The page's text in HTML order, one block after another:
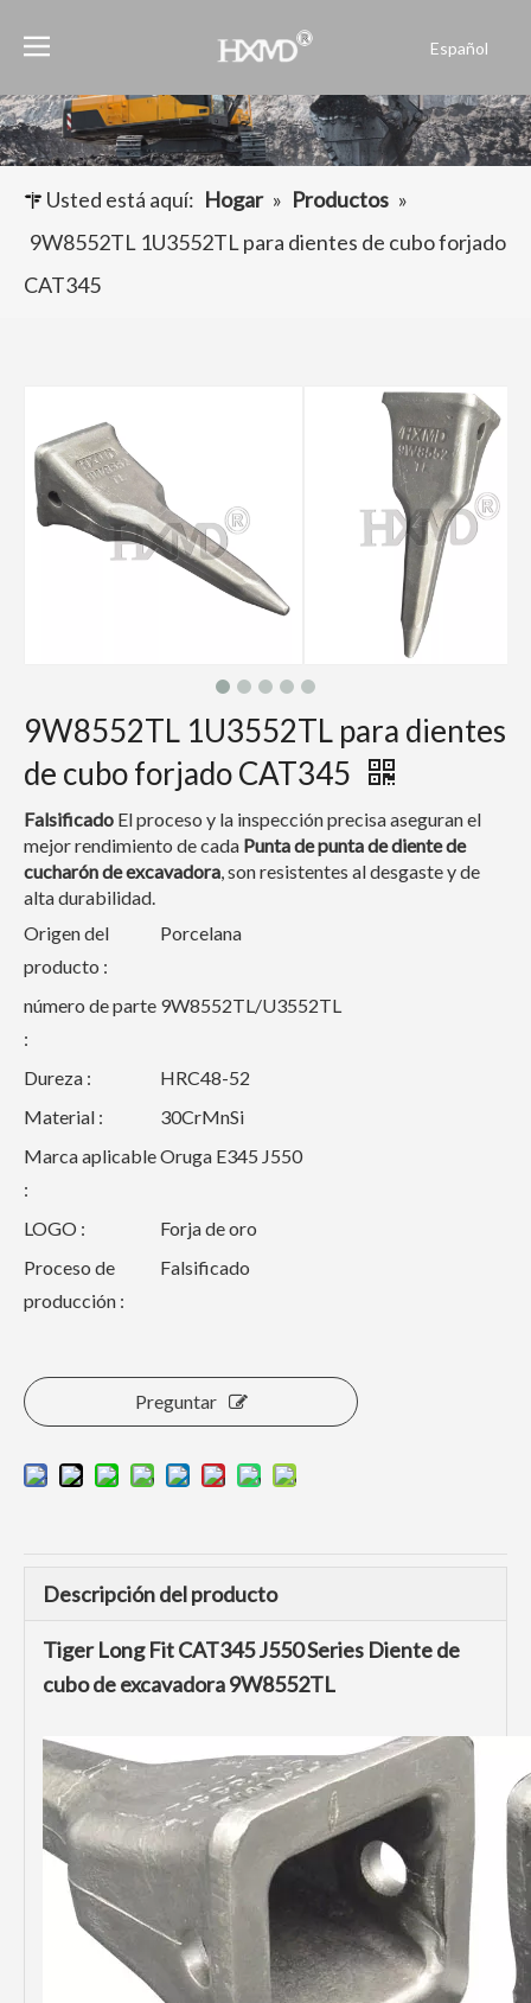
Español
العربية
Français
Usted está aquí: Hogar » Productos »
9W8552TL 1U3552TL para dientes de cubo forjado
CAT345
9W8552TL 1U3552TL para dientes
de cubo forjado CAT345
Falsificado El proceso y la inspección precisa aseguran el
mejor rendimiento de cada Punta de punta de diente de
cucharón de excavadora, son resistentes al desgaste y de
alta durabilidad.
Origen del
producto :
Porcelana
número de parte
:
9W8552TL/U3552TL
Dureza :
HRC48-52
Material :
30CrMnSi
Marca aplicable
:
Oruga E345 J550
LOGO :
Forja de oro
Proceso de
producción :
Falsificado
Preguntar
Descripción del producto
Tiger Long Fit CAT345 J550 Series Diente de
cubo de excavadora 9W8552TL